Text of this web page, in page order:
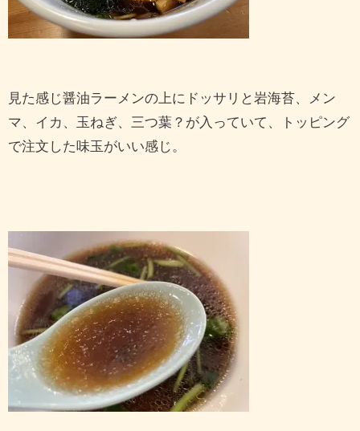
見た感じ醤油ラーメンの上にドッサリと岩海苔、メン
マ、イカ、玉ねぎ、三つ葉？が入っていて、トッピング
で注文した味玉がいい感じ。